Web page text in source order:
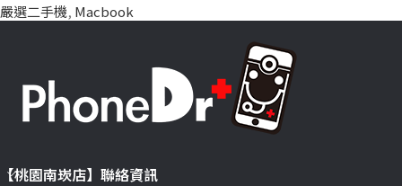
嚴選二手機, Macbook
【桃園南崁店】聯絡資訊